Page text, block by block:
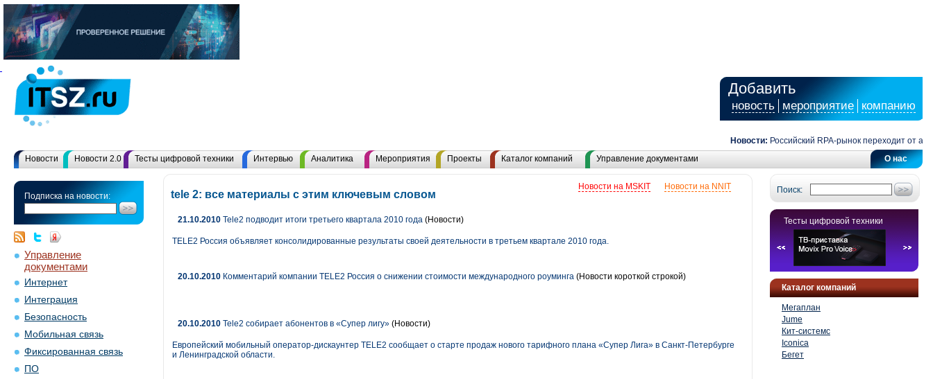
Добавить
новость мероприятие компанию
Новости: Российский RPA-рынок переходит от
О нас
Новости Новости 2.0 Тесты цифровой техники Интервью Аналитика Мероприятия Проекты Каталог компаний Управление документами
Подписка на новости:
Управление
документами
Интернет
Интеграция
Безопасность
Мобильная связь
Фиксированная связь
ПО
Поиск:
Тесты цифровой техники
Каталог компаний
Мегаплан
Jume
Кит-системс
Iconica
Бегет
Новости на NNIT
Новости на MSKIT
tele 2: все материалы с этим ключевым словом
21.10.2010 Tele2 подводит итоги третьего квартала 2010 года (Новости)
TELE2 Россия объявляет консолидированные результаты своей деятельности в третьем квартале 2010 года.
20.10.2010 Комментарий компании TELE2 Россия о снижении стоимости международного роуминга (Новости короткой строкой)
20.10.2010 Tele2 собирает абонентов в «Супер лигу» (Новости)
Европейский мобильный оператор-дискаунтер TELE2 сообщает о старте продаж нового тарифного плана «Супер Лига» в Санкт-Петербурге
и Ленинградской области.